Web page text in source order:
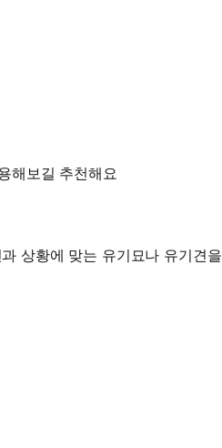
해보길 추천해요
상황에 맞는 유기묘나 유기견을